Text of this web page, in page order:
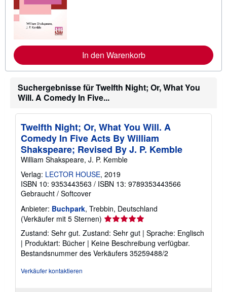
n
r
a
t
n
e
n
z
V
a
k
o
t
e
n
In den Warenkorb
Suchergebnisse für Twelfth Night; Or, What You
Will. A Comedy In Five...
Twelfth Night; Or, What You Will. A
Comedy In Five Acts By William
Shakspeare; Revised By J. P. Kemble
William Shakspeare, J. P. Kemble
Verlag: LECTOR HOUSE, 2019
ISBN 10: 9353443563 / ISBN 13: 9789353443566
Gebraucht / Softcover
Anbieter: Buchpark, Trebbin, Deutschland
(Verkäufer mit 5 Sternen) Verkäuferbewertung
von
5
Sternen
Zustand: Sehr gut. Zustand: Sehr gut | Sprache: Englisch
| Produktart: Bücher | Keine Beschreibung verfügbar.
Bestandsnummer des Verkäufers 35259488/2
Verkäufer kontaktieren